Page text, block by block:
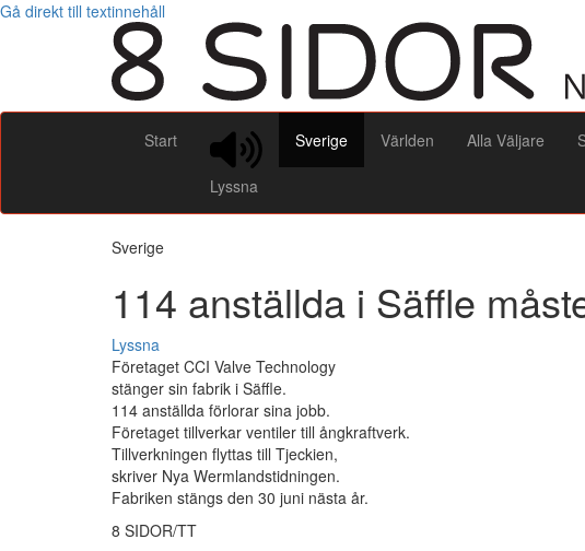
Gå direkt till textinnehåll
Start
Lyssna
Sverige Världen Alla Väljare
Sverige
114 anställda i Säffle
Lyssna
Företaget CCI Valve Technology
stänger sin fabrik i Säffle.
114 anställda förlorar sina jobb.
Företaget tillverkar ventiler till ångkraftverk.
Tillverkningen flyttas till Tjeckien,
skriver Nya Wermlandstidningen.
Fabriken stängs den 30 juni nästa år.
8 SIDOR/TT